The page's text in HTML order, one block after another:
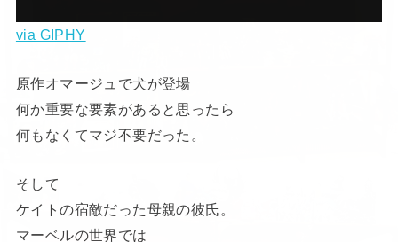
via GIPHY
原作オマージュで犬が登場
何か重要な要素があると思ったら
何もなくてマジ不要だった。
そして
ケイトの宿敵だった母親の彼氏。
マーベルの世界では